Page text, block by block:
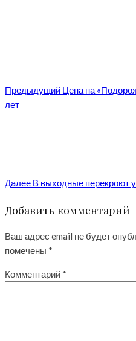
Предыдущий Цена на
лет
Далее В выходные перекроют
Добавить комментарий
Ваш адрес email не будет
помечены *
Комментарий *